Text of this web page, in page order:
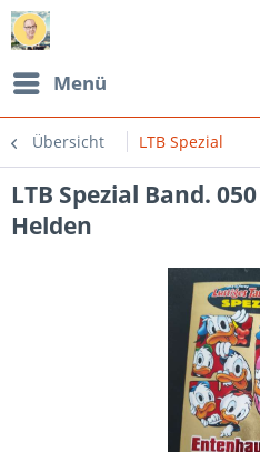
Menü
Übersicht LTB Spezial
LTB Spezial Band.
Helden